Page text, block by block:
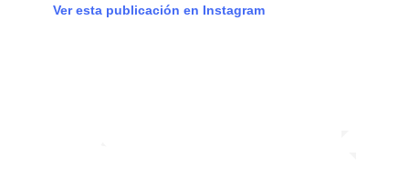
Ver esta publicación en Instagram